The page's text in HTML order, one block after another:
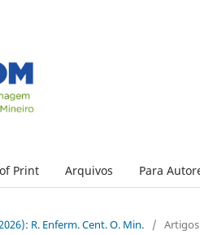
Print Arquivos Para
R. Enferm. Cent. O. Min. /